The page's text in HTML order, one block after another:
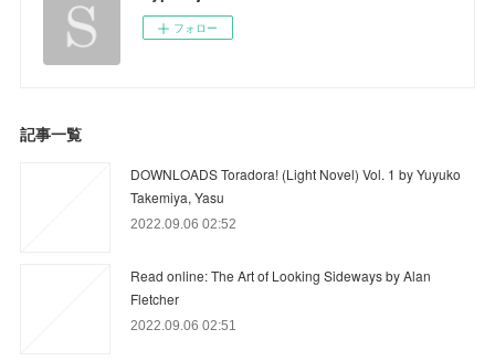
フォロー
記事一覧
DOWNLOADS Toradora! (Light Novel) Vol. 1 by Yuyuko
Takemiya, Yasu
2022.09.06 02:52
Read online: The Art of Looking Sideways by Alan
Fletcher
2022.09.06 02:51